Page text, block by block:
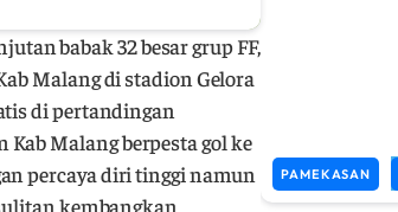
babak 32 besar grup FF,
Malang di stadion Gelora
di pertandingan
Malang berpesta gol ke
percaya diri tinggi namun
kembangkan
PAMEKASAN